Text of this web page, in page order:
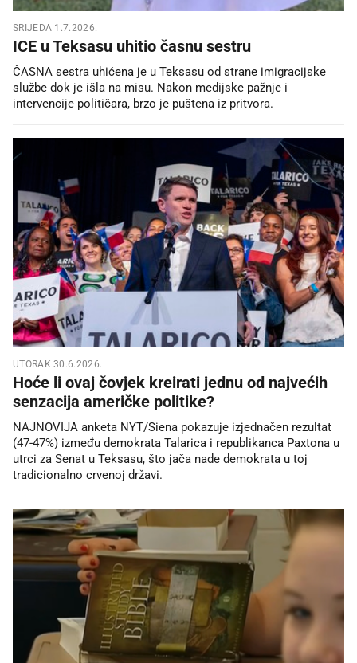
SRIJEDA 1.7.2026.
ICE u Teksasu uhitio časnu sestru
ČASNA sestra uhićena je u Teksasu od strane imigracijske
službe dok je išla na misu. Nakon medijske pažnje i
intervencije političara, brzo je puštena iz pritvora.
UTORAK 30.6.2026.
Hoće li ovaj čovjek kreirati jednu od najvećih
senzacija američke politike?
NAJNOVIJA anketa NYT/Siena pokazuje izjednačen rezultat
(47-47%) između demokrata Talarica i republikanca Paxtona u
utrci za Senat u Teksasu, što jača nade demokrata u toj
tradicionalno crvenoj državi.